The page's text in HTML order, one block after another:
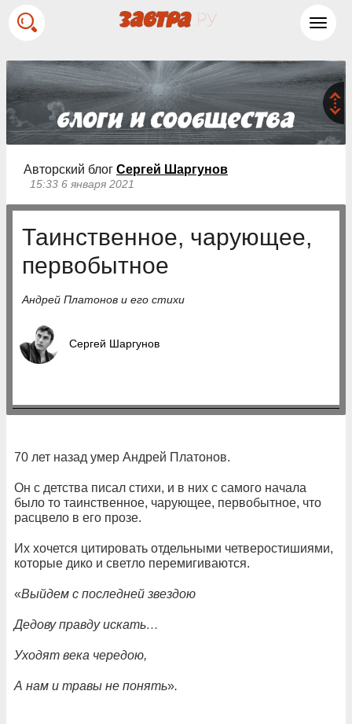
Авторский блог Сергей Шаргунов
15:33 6 января 2021
Таинственное, чарующее,
первобытное
Андрей Платонов и его стихи
Сергей Шаргунов
70 лет назад умер Андрей Платонов.
Он с детства писал стихи, и в них с самого начала
было то таинственное, чарующее, первобытное, что
расцвело в его прозе.
Их хочется цитировать отдельными четверостишиями,
которые дико и светло перемигиваются.
«Выйдем с последней звездою
Дедову правду искать…
Уходят века чередою,
А нам и травы не понять».